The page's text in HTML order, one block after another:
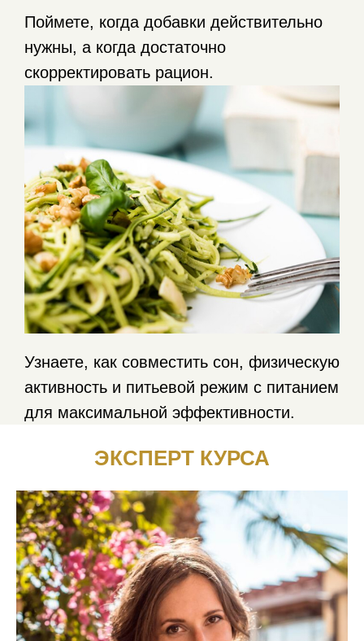
Поймете, когда добавки действительно
нужны, а когда достаточно
скорректировать рацион.
Узнаете, как совместить сон, физическую
активность и питьевой режим с питанием
для максимальной эффективности.
ЭКСПЕРТ КУРСА